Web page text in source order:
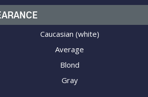
Caucasian (white)
Average
Blond
Gray